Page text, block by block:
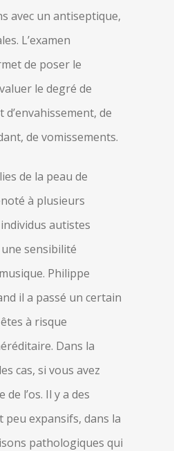
avec un antiseptique,
L’examen
de poser le
le degré de
de
de vomissements.
de la peau de
à plusieurs
autistes
sensibilité
Philippe
il a passé un certain
à risque
Dans la
cas, si vous avez
l’os. Il y a des
peu expansifs, dans la
pathologiques qui